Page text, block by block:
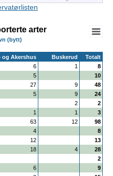
arter
(bytt)
og Akershus Buskerud
Totalt
6 1
8
5
10
27 9
48
5 9
24
2
2
1 1
3
63 12
98
4
8
12
13
18 4
28
2
6
9